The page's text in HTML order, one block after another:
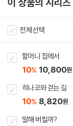
전체선택
할머니 집에서
10% 10,800원
히나코와 걷는 길
10% 8,820원
말해 버릴까?